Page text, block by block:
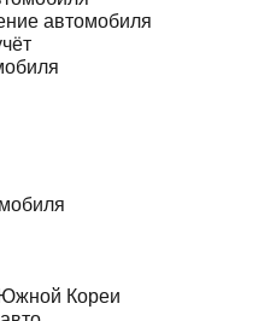
автомобиля
Кореи